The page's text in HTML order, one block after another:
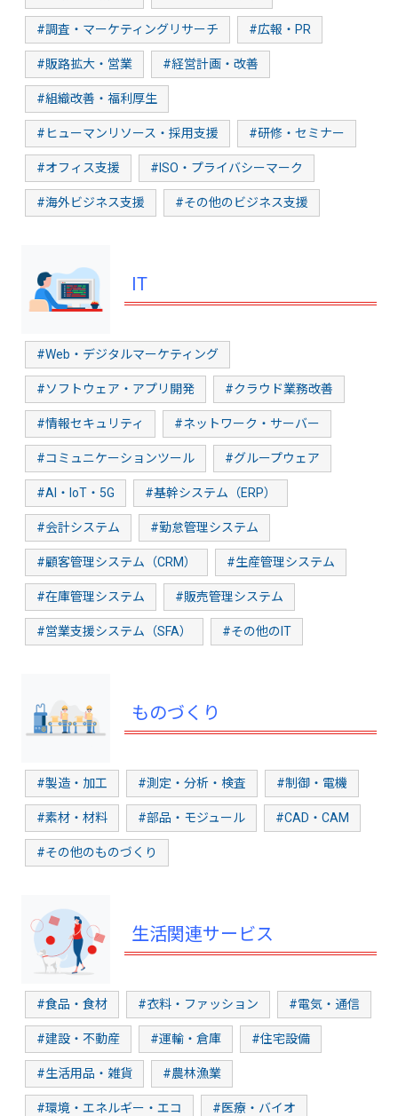
#調査・マーケティングリサーチ #広報・PR
#販路拡大・営業 #経営計画・改善
#組織改善・福利厚生
#ヒューマンリソース・採用支援 #研修・セミナー
#オフィス支援 #ISO・プライバシーマーク
#海外ビジネス支援 #その他のビジネス支援
IT
#Web・デジタルマーケティング
#ソフトウェア・アプリ開発 #クラウド業務改善
#情報セキュリティ #ネットワーク・サーバー
#コミュニケーションツール #グループウェア
#AI・IoT・5G #基幹システム（ERP）
#会計システム #勤怠管理システム
#顧客管理システム（CRM） #生産管理システム
#在庫管理システム #販売管理システム
#営業支援システム（SFA） #その他のIT
ものづくり
#製造・加工 #測定・分析・検査 #制御・電機
#素材・材料 #部品・モジュール #CAD・CAM
#その他のものづくり
生活関連サービス
#食品・食材 #衣料・ファッション #電気・通信
#建設・不動産 #運輸・倉庫 #住宅設備
#生活用品・雑貨 #農林漁業
#環境・エネルギー・エコ #医療・バイオ